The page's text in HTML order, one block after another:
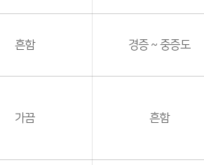
흔함 경증 ~ 중증도
가끔 흔함